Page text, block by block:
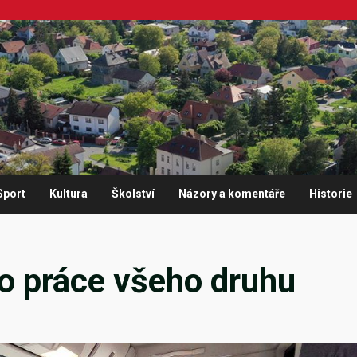
Kultura Školství Názory a komentáře Historie
práce všeho druhu